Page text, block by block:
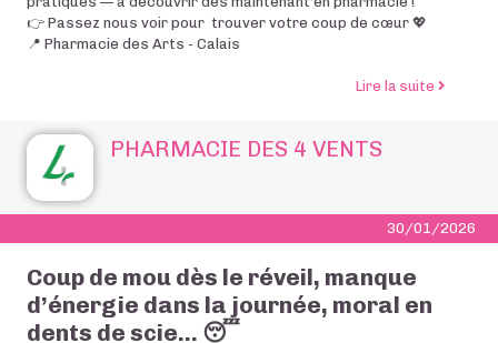
👉 Passez nous voir pour trouver votre coup de cœur 💖
📍 Pharmacie des Arts - Calais
Lire la suite de
PHARMACIE DES 4 VENTS
30/01/2026
Coup de mou dès le réveil, manque
d’énergie dans la journée, moral en
dents de scie… 😴